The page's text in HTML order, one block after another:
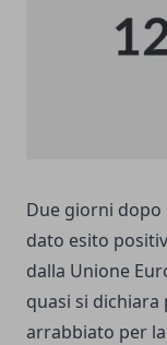
Due giorni dopo
dato esito
dalla Unione
quasi si
arrabbiato per